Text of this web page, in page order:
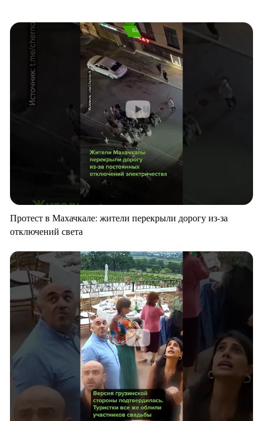
Протест в Махачкале: жители перекрыли дорогу из-за
отключений света